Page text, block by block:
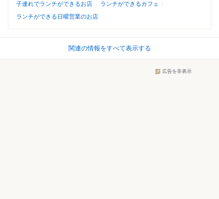
子連れでランチができるお店
ランチができるカフェ
ランチができる日曜営業のお店
関連の情報をすべて表示する
広告を非表示